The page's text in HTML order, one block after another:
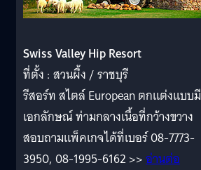
Swiss Valley Hip Resort
ที่ตั้ง : สวนผึ้ง / ราชบุรี
รีสอร์ท สไตล์ European ตกแต่งแบบมี
เอกลักษณ์ ท่ามกลางเนื้อที่กว้างขวาง
สอบถามแพ็คเกจได้ที่เบอร์ 08-7773-
3950, 08-1995-6162 >>อ่านต่อ